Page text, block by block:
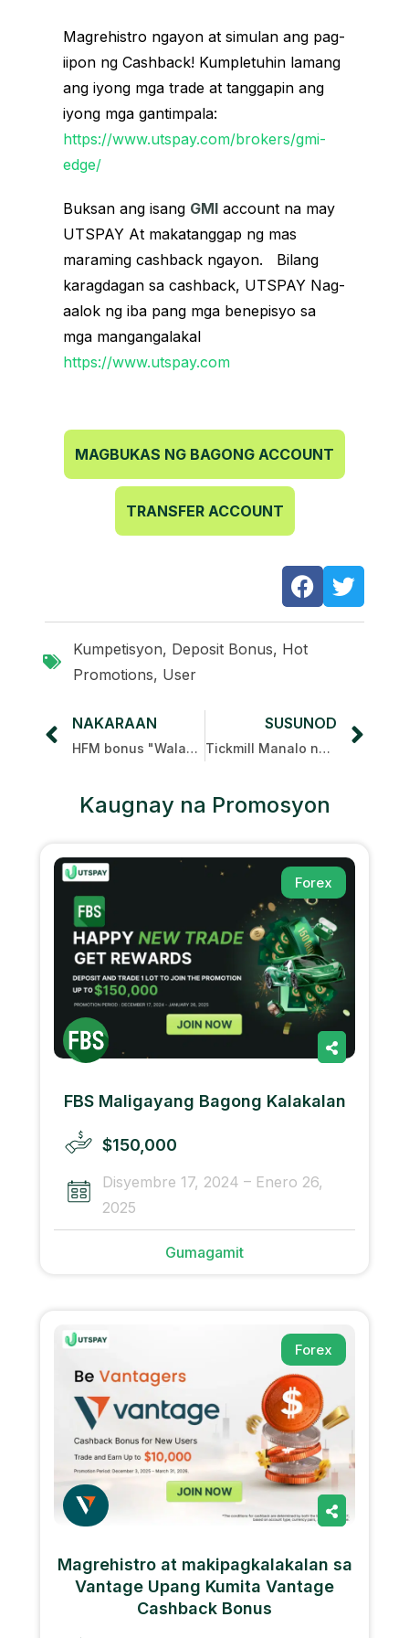
Magrehistro ngayon at simulan ang pag-
iipon ng Cashback! Kumpletuhin lamang
ang iyong mga trade at tanggapin ang
iyong mga gantimpala:
https://www.utspay.com/brokers/gmi-
edge/
Buksan ang isang GMI account na may
UTSPAY At makatanggap ng mas
maraming cashback ngayon. Bilang
karagdagan sa cashback, UTSPAY Nag-
aalok ng iba pang mga benepisyo sa
mga mangangalakal
https://www.utspay.com
MAGBUKAS NG BAGONG ACCOUNT
TRANSFER ACCOUNT
Kumpetisyon, Deposit Bonus, Hot
Promotions, User
NAKARAAN
HFM bonus "Walang Ulan Walang Pakinabang"
SUSUNOD
Tickmill Manalo ng mga premyo
Kaugnay na Promosyon
Forex
FBS Maligayang Bagong Kalakalan
$150,000
Disyembre 17, 2024 – Enero 26,
2025
Gumagamit
Forex
Magrehistro at makipagkalakalan sa
Vantage Upang Kumita Vantage
Cashback Bonus